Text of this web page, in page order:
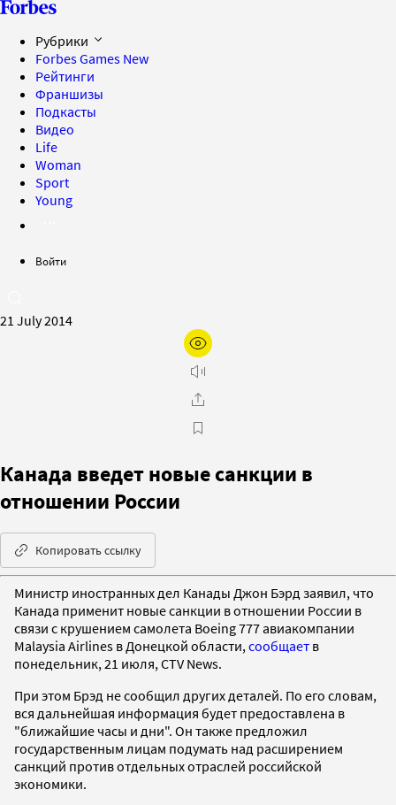
Рубрики
Forbes Games New
Рейтинги
Франшизы
Подкасты
Видео
Life
Woman
Sport
Young
Войти
21 July 2014
Канада введет новые санкции в
отношении России
Копировать ссылку
Министр иностранных дел Канады Джон Бэрд заявил, что
Канада применит новые санкции в отношении России в
связи с крушением самолета Boeing 777 авиакомпании
Malaysia Airlines в Донецкой области, сообщает в
понедельник, 21 июля, CTV News.
При этом Брэд не сообщил других деталей. По его словам,
вся дальнейшая информация будет предоставлена в
"ближайшие часы и дни". Он также предложил
государственным лицам подумать над расширением
санкций против отдельных отраслей российской
экономики.